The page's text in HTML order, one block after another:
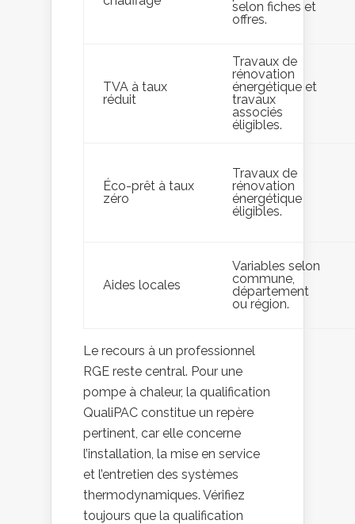
selon fiches et
offres.
TVA à taux
réduit
Travaux de
rénovation
énergétique et
travaux
associés
éligibles.
Éco-prêt à taux
zéro
Travaux de
rénovation
énergétique
éligibles.
Aides locales
Variables selon
commune,
département
ou région.
Le recours à un professionnel
RGE reste central. Pour une
pompe à chaleur, la qualification
QualiPAC constitue un repère
pertinent, car elle concerne
l’installation, la mise en service
et l’entretien des systèmes
thermodynamiques. Vérifiez
toujours que la qualification